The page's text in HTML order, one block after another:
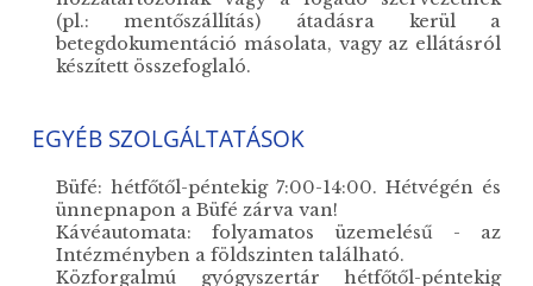
(pl.: mentőszállítás) átadásra kerül a
betegdokumentáció másolata, vagy az ellátásról
készített összefoglaló.
EGYÉB SZOLGÁLTATÁSOK
Büfé: hétfőtől-péntekig 7:00-14:00. Hétvégén és
ünnepnapon a Büfé zárva van!
Kávéautomata: folyamatos üzemelésű - az
Intézményben a földszinten található.
Közforgalmú gyógyszertár hétfőtől-péntekig